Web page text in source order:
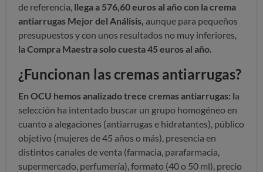
de referencia, llega a 576,60 euros al año con la crema
antiarrugas Mejor del Análisis, aunque para pequeños
presupuestos y con unos resultados no muy inferiores,
la Compra Maestra solo cuesta 45 euros al año.
¿Funcionan las cremas antiarrugas?
En OCU hemos analizado trece cremas antiarrugas: la
selección ha intentado buscar un grupo homogéneo en
cuanto a alegaciones (antiarrugas e hidratantes), público
objetivo (mujeres de 45 años o más), presencia en
distintos canales de venta (farmacia, parafarmacia,
supermercado, perfumería), formato (40 o 50 ml), precio